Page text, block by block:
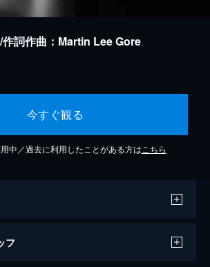
作詞作曲：Martin Lee Gore
今すぐ観る
中／過去に利用したことがある方は こちら
フ